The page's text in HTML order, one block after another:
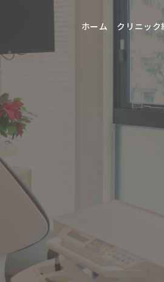
ホーム クリニック